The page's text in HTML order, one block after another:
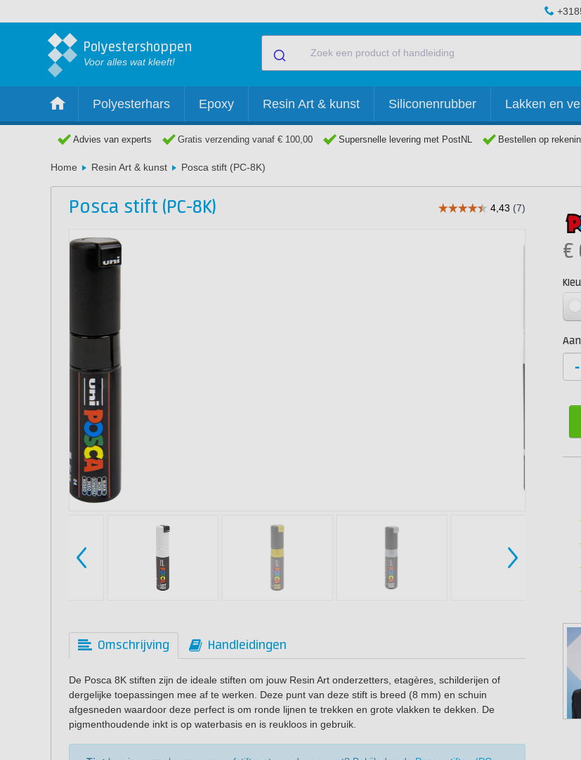
Polyestershoppen
Voor alles wat kleeft!
Polyesterhars Epoxy Resin Art & kunst Siliconenrubber Lakken en
Advies van experts Gratis verzending vanaf € 100,00 Supersnelle levering met PostNL Bestellen op
Home Resin Art & kunst Posca stift (PC-8K)
Posca stift (PC-8K)
Omschrijving Handleidingen
De Posca 8K stiften zijn de ideale stiften om jouw Resin Art onderzetters, etagères, schilderijen of
dergelijke toepassingen mee af te werken. Deze punt van deze stift is breed (8 mm) en schuin
afgesneden waardoor deze perfect is om ronde lijnen te trekken en grote vlakken te dekken. De
pigmenthoudende inkt is op waterbasis en is reukloos in gebruik.
€
-